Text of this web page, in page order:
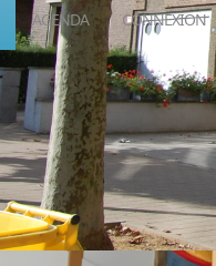
AGENDA CONNEXION